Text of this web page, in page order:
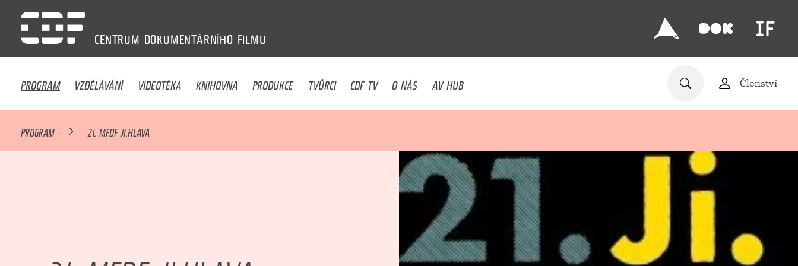
CENTRUM DOKUMENTÁRNÍHO FILMU
PROGRAM VZDĚLÁVÁNÍ VIDEOTÉKA KNIHOVNA PRODUKCE TVŮRCI CDF TV O NÁS AV HUB Členství
PROGRAM 21. MFDF JI.HLAVA